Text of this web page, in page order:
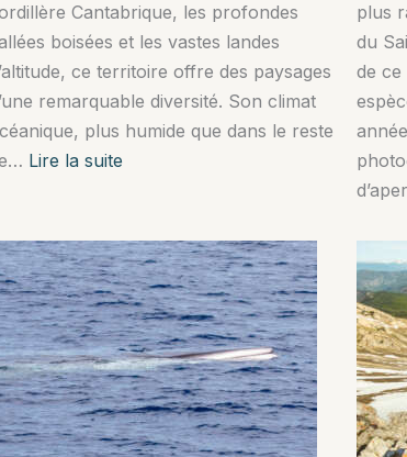
Cantabrique, les profondes
boisées et les vastes landes
ce territoire offre des paysages
remarquable diversité. Son climat
plus humide que dans le reste
Lire la suite
ours
dans
les
Asturies
plus
du
de ce